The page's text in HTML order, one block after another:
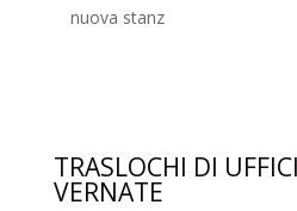
nuova stanz
TRASLOCHI DI
VERNATE